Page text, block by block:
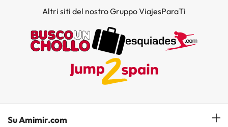
Altri siti del nostro Gruppo ViajesParaTi
Su Amimir.com